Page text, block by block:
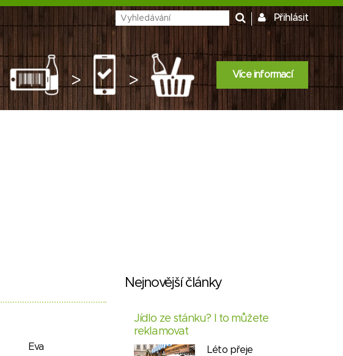
Přihlásit
> > Více informací
Eva
Nejnovější články
Jídlo ze stánku? I to můžete
reklamovat
Léto přeje